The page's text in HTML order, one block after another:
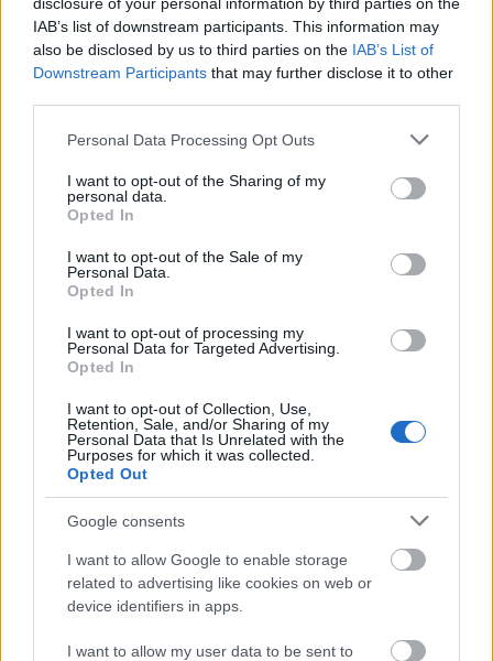
IAB’s list of downstream participants. This information may
also be disclosed by us to third parties on the IAB’s List of
Downstream Participants that may further disclose it to other
Please note that this website/app uses one or more Google
not limited to your visit or usage behaviour. You may click to
grant or deny consent to Google and its third-party tags to
use your data for below specified purposes in below Google
consent section.
Personal Data Processing Opt Outs
I want to opt-out of the Sharing of my
personal data.
Opted In
I want to opt-out of the Sale of my
Personal Data.
Opted In
I want to opt-out of processing my
Personal Data for Targeted Advertising.
Opted In
I want to opt-out of Collection, Use,
Retention, Sale, and/or Sharing of my
Personal Data that Is Unrelated with the
Purposes for which it was collected.
Opted Out
Google consents
I want to allow Google to enable storage
related to advertising like cookies on web or
device identifiers in apps.
I want to allow my user data to be sent to
Külföldi egyveleg 2018/3
furmintfan•2018. június 10.
A magyar után itt a külföldi egyveleg is, az áprilisi-
májusi felhozatallal, ezúttal határozott fehér
dominanciával, plusz néhány bubis borral a ...